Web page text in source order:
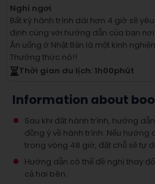
Nghỉ ngơi
Bất kỳ hành trình dài hơn 4 giờ sẽ
định cùng với hướng dẫn của bạn
Ăn uống ở Nhật Bản là một kinh
Thưởng thức nó!!
Thời gian du lịch: 1h00phút
Information about
Sau khi đặt hành trình, hướng
đồng ý về hành trình. Nếu hướng
trong vòng 48 giờ, đặt chỗ sẽ tự
Hướng dẫn có thể đề nghị thay
cả hai bên.